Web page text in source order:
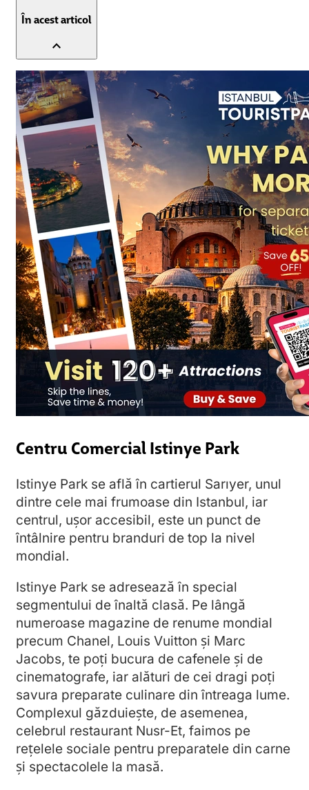
În acest articol
expand_less
Centru Comercial Istinye Park
Istinye Park se află în cartierul Sarıyer, unul
dintre cele mai frumoase din Istanbul, iar
centrul, ușor accesibil, este un punct de
întâlnire pentru branduri de top la nivel
mondial.
Istinye Park se adresează în special
segmentului de înaltă clasă. Pe lângă
numeroase magazine de renume mondial
precum Chanel, Louis Vuitton și Marc
Jacobs, te poți bucura de cafenele și de
cinematografe, iar alături de cei dragi poți
savura preparate culinare din întreaga lume.
Complexul găzduiește, de asemenea,
celebrul restaurant Nusr-Et, faimos pe
rețelele sociale pentru preparatele din carne
și spectacolele la masă.